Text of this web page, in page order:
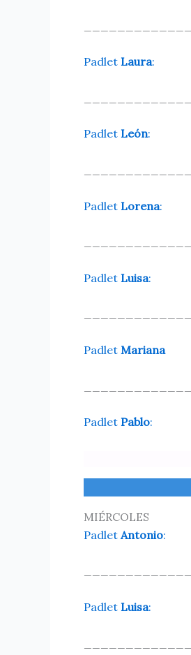
Padlet Laura:
Padlet León:
Padlet Lorena:
Padlet Luisa:
Padlet Mariana
Padlet Pablo:
MIÉRCOLES
Padlet Antonio:
Padlet Luisa: